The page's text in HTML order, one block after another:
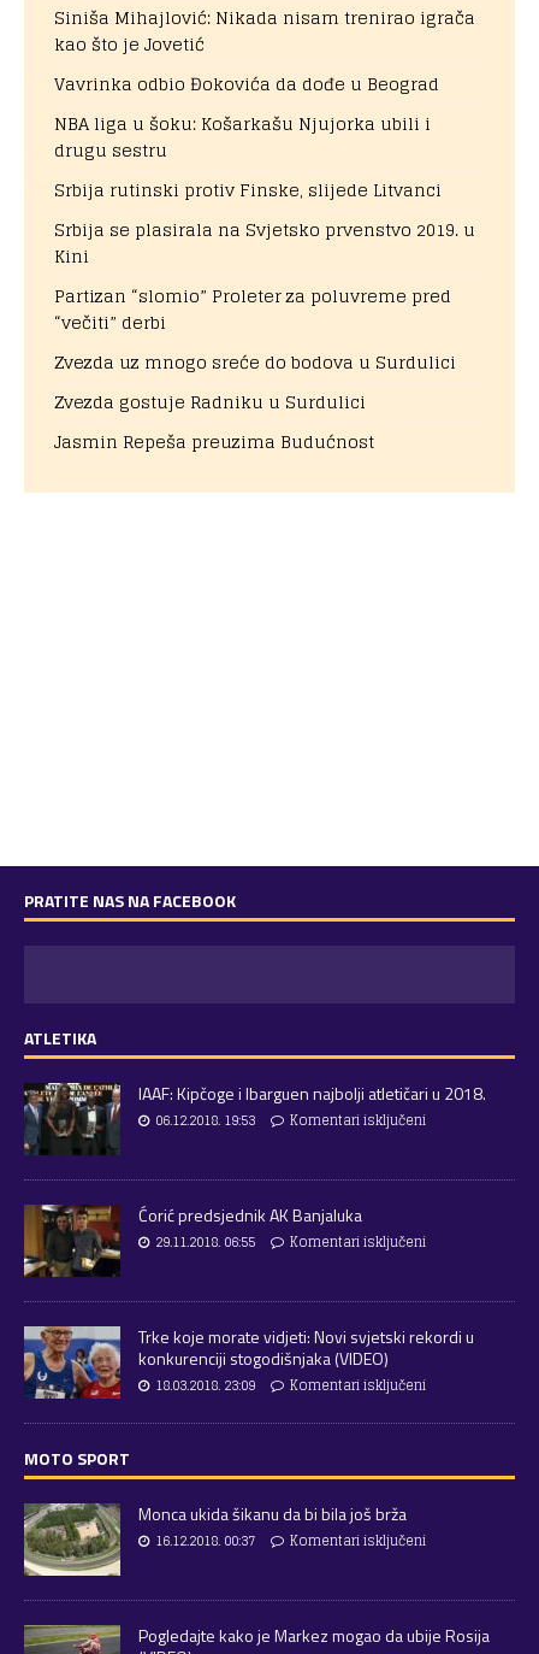
Siniša Mihajlović: Nikada nisam trenirao igrača
kao što je Jovetić
Vavrinka odbio Đokovića da dođe u Beograd
NBA liga u šoku: Košarkašu Njujorka ubili i
drugu sestru
Srbija rutinski protiv Finske, slijede Litvanci
Srbija se plasirala na Svjetsko prvenstvo 2019. u
Kini
Partizan “slomio” Proleter za poluvreme pred
“večiti” derbi
Zvezda uz mnogo sreće do bodova u Surdulici
Zvezda gostuje Radniku u Surdulici
Jasmin Repeša preuzima Budućnost
PRATITE NAS NA FACEBOOK
ATLETIKA
IAAF: Kipčoge i Ibarguen najbolji atletičari u 2018.
06.12.2018. 19:53 Komentari isključeni
Ćorić predsjednik AK Banjaluka
29.11.2018. 06:55 Komentari isključeni
Trke koje morate vidjeti: Novi svjetski rekordi u
konkurenciji stogodišnjaka (VIDEO)
18.03.2018. 23:09 Komentari isključeni
MOTO SPORT
Monca ukida šikanu da bi bila još brža
16.12.2018. 00:37 Komentari isključeni
Pogledajte kako je Markez mogao da ubije Rosija